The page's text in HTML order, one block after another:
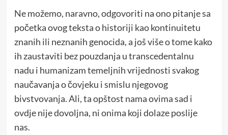
Ne možemo, naravno, odgovoriti na ono pitanje sa
početka ovog teksta o historiji kao kontinuitetu
znanih ili neznanih genocida, a još više o tome kako
ih zaustaviti bez pouzdanja u transcedentalnu
nadu i humanizam temeljnih vrijednosti svakog
naučavanja o čovjeku i smislu njegovog
bivstvovanja. Ali, ta opštost nama ovima sad i
ovdje nije dovoljna, ni onima koji dolaze poslije
nas.